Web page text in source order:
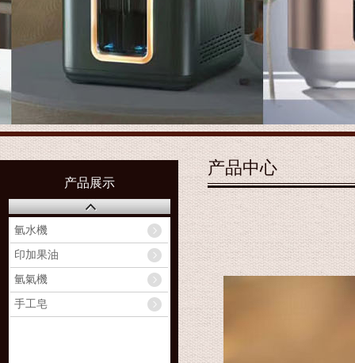
产品展示
氫水機
印加果油
氫氣機
手工皂
产品中心